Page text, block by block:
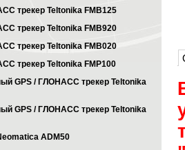
трекер Teltonika FMB125
трекер Teltonika FMB920
трекер Teltonika FMB020
трекер Teltonika FMP100
GPS / ГЛОНАСС трекер Teltonika
GPS / ГЛОНАСС трекер Teltonika
ADM50